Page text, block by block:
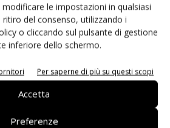
le impostazioni in qualsiasi
del consenso, utilizzando i
o cliccando sul pulsante di gestione
inferiore dello schermo.
Per saperne di più su questi scopi
Accetta
Preferenze
internazionali, riescono ancora a
in Italia, mentre le realtà più
vincolate al mercato italiano, si
i motivi di tutto questo?
problema dell’Italia sia quello di una